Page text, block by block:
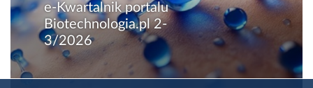
e-Kwartalnik portalu
Biotechnologia.pl 2-
3/2026